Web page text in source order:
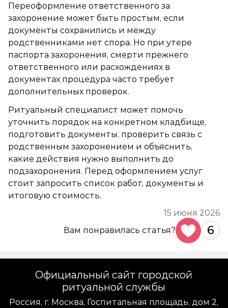
Переоформление ответственного за
захоронение может быть простым, если
документы сохранились и между
родственниками нет спора. Но при утере
паспорта захоронения, смерти прежнего
ответственного или расхождениях в
документах процедура часто требует
дополнительных проверок.
Ритуальный специалист может помочь
уточнить порядок на конкретном кладбище,
подготовить документы, проверить связь с
родственным захоронением и объяснить,
какие действия нужно выполнить до
подзахоронения. Перед оформлением услуг
стоит запросить список работ, документы и
итоговую стоимость.
15 июня 2026
Вам понравилась статья?
6
Официальный сайт городской
ритуальной службы
Россия, г. Москва, Госпитальная площадь, дом 2,